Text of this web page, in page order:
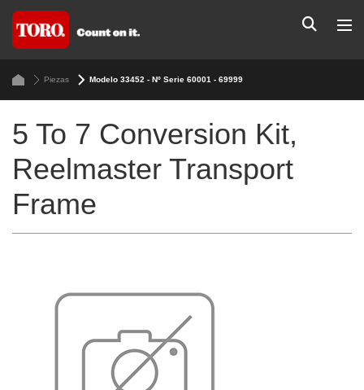
Piezas Modelo 33452 - Nº Serie 60001 - 69999
5 To 7 Conversion Kit,
Reelmaster Transport
Frame